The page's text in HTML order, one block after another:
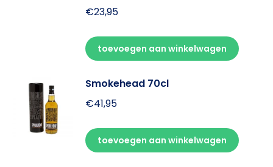
€23,95
toevoegen aan winkelwagen
Smokehead 70cl
€41,95
toevoegen aan winkelwagen